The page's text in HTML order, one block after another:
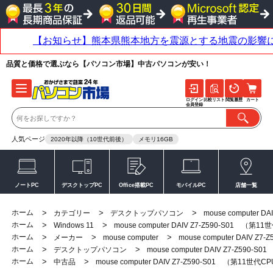
品質と価格で選ぶなら【パソコン市場】中古パソコンが安い！
人気ページ 2020年以降（10世代前後） メモリ16GB
ログイン
会員登録
比較リスト 閲覧履歴 カート
ノートPC デスクトップPC Office搭載PC モバイルPC 店舗一覧
ホーム > カテゴリー > デスクトップパソコン >
mouse computer
ホーム
> Windows 11 >
mouse computer DAIV Z7-Z590-S01 （第11世
ホーム
> メーカー > mouse computer >
mouse computer DAIV Z7-
ホーム
> デスクトップパソコン >
mouse computer DAIV Z7-Z590-
ホーム
> 中古品 > mouse computer DAIV Z7-Z590-S01 （第11世代